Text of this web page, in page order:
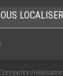
LOCALISER